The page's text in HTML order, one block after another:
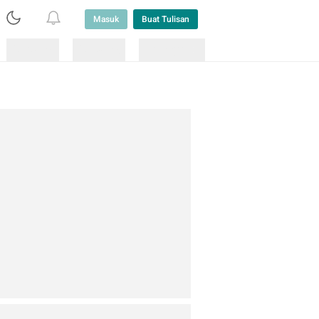
Masuk Buat Tulisan